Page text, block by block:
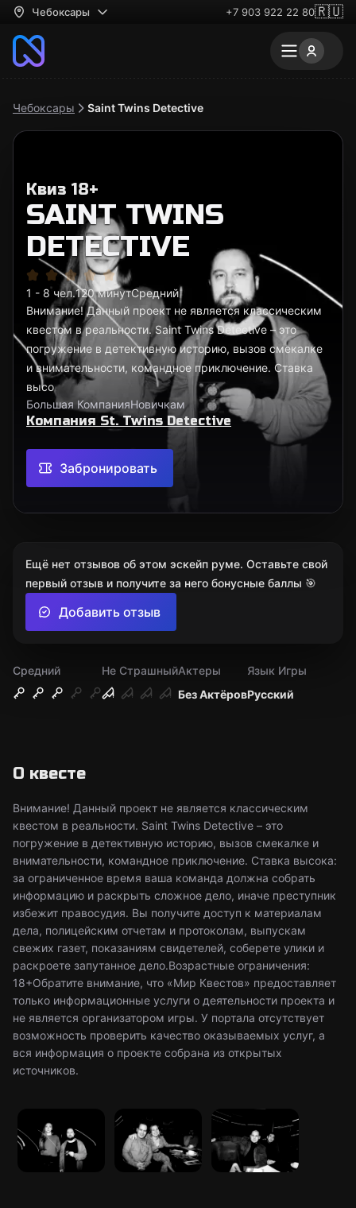
Чебоксары +7 903 922 22 80🇷🇺
Чебоксары Saint Twins Detective
Квиз 18+
SAINT TWINS
DETECTIVE
1 - 8 чел.120 минутСредний
Внимание! Данный проект не является классическим
квестом в реальности. Saint Twins Detective – это
погружение в детективную историю, вызов смекалке
и внимательности, командное приключение. Ставка
высо
Большая КомпанияНовичкам
Компания St. Twins Detective
Забронировать
Средний
Не Страшный
Без Актёров
Актеры
Русский
Язык Игры
О квесте
Внимание! Данный проект не является классическим
квестом в реальности. Saint Twins Detective – это
погружение в детективную историю, вызов смекалке и
внимательности, командное приключение. Ставка высока:
за ограниченное время ваша команда должна собрать
информацию и раскрыть сложное дело, иначе преступник
избежит правосудия. Вы получите доступ к материалам
дела, полицейским отчетам и протоколам, выпускам
свежих газет, показаниям свидетелей, соберете улики и
раскроете запутанное дело.Возрастные ограничения:
18+Обратите внимание, что «Мир Квестов» предоставляет
только информационные услуги о деятельности проекта и
не является организатором игры. У портала отсутствует
возможность проверить качество оказываемых услуг, а
вся информация о проекте собрана из открытых
источников.
Ещё нет отзывов об этом эскейп руме. Оставьте свой
первый отзыв и получите за него бонусные баллы 🎯
Добавить отзыв